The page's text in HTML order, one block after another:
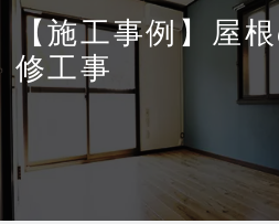
【施工事例】屋
修工事